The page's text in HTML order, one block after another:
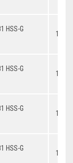
HSS-G
HSS-G
HSS-G
HSS-G